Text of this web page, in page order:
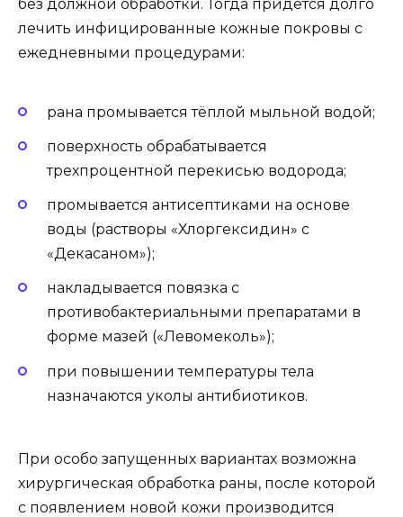
без должной обработки. Тогда придется долго
лечить инфицированные кожные покровы с
ежедневными процедурами:
рана промывается тёплой мыльной водой;
поверхность обрабатывается
трехпроцентной перекисью водорода;
промывается антисептиками на основе
воды (растворы «Хлоргексидин» с
«Декасаном»);
накладывается повязка с
противобактериальными препаратами в
форме мазей («Левомеколь»);
при повышении температуры тела
назначаются уколы антибиотиков.
При особо запущенных вариантах возможна
хирургическая обработка раны, после которой
с появлением новой кожи производится